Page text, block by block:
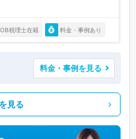
税理士在籍 料金・事例あり
料金・事例を見る
見る